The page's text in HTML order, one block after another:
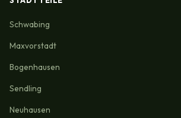
Schwabing
Maxvorstadt
Bogenhausen
Sendling
Neuhausen